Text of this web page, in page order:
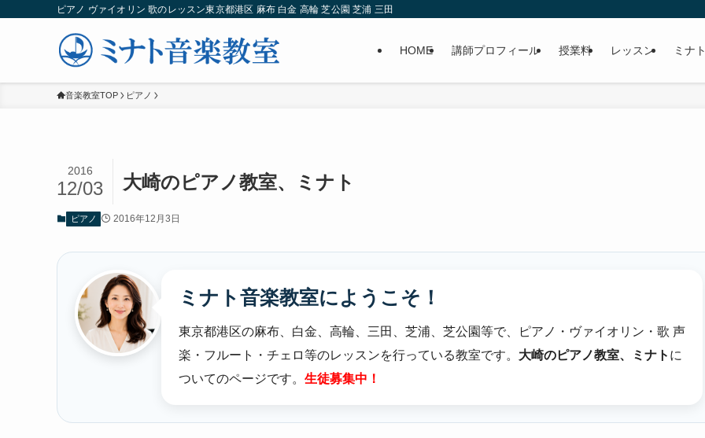
ピアノ ヴァイオリン 歌のレッスン東京都港区 麻布 白金 高輪 芝公園 芝浦 三田
HOME 講師プロフィール 授業料 レッスン ミナ
音楽教室TOP ピアノ
大崎のピアノ教室、ミナト
2016
12/03
ピアノ 2016年12月3日
ミナト音楽教室にようこそ！
東京都港区の麻布、白金、高輪、三田、芝浦、芝公園等で、ピアノ・ヴァイオリン・歌 声
楽・フルート・チェロ等のレッスンを行っている教室です。 大崎のピアノ教室、ミナト に
ついてのページです。 生徒募集中！